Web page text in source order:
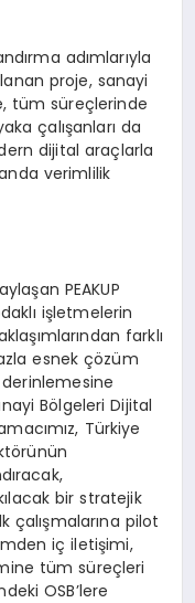
adımlarıyla
proje, sanayi
tüm süreçlerinde
çalışanları da
dijital araçlarla
verimlilik
PEAKUP
işletmelerin
farklı
esnek çözüm
Bölgeleri Dijital
Türkiye
bir stratejik
çalışmalarına pilot
iç iletişimi,
tüm süreçleri
OSB’lere